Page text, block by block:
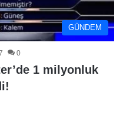
GÜNDEM
0
1 milyonluk